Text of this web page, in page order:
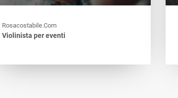
Rosacostabile.com
Violinista per eventi